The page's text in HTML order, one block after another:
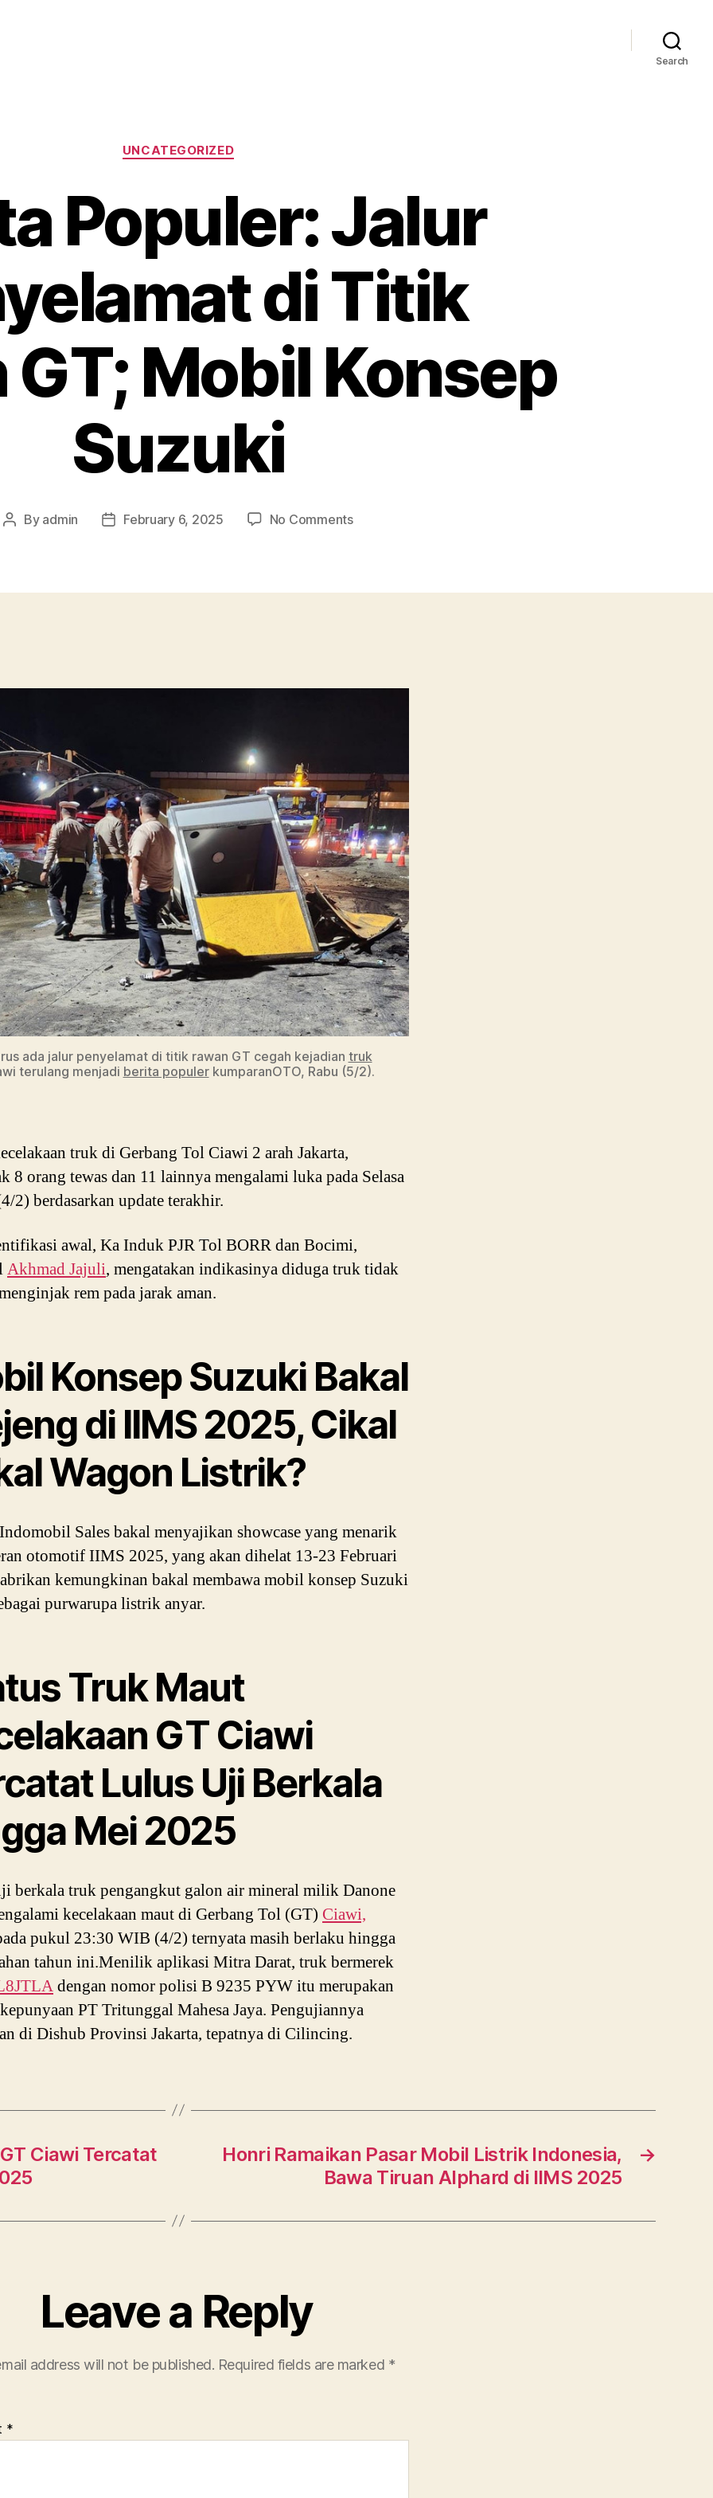
Search
Categories
UNCATEGORIZED
Populer: Jalur
di Titik
GT; Mobil Konsep
Suzuki
Post
By admin
PostFebruary 6, 2025 No Commentson
Penyelamat
Mobil
ada jalur penyelamat di titik rawan GT cegah kejadian truk
terulang menjadi berita populerkumparanOTO, Rabu (5/2).
truk di Gerbang Tol Ciawi 2 arah Jakarta,
8 orang tewas dan 11 lainnya mengalami luka pada Selasa
2) berdasarkan update terakhir.
awal, Ka Induk PJR Tol BORR dan Bocimi,
Akhmad Jajuli, mengatakan indikasinya diduga truk tidak
rem pada jarak aman.
Konsep Suzuki Bakal
di IIMS 2025, Cikal
Wagon Listrik?
Sales bakal menyajikan showcase yang menarik
otomotif IIMS 2025, yang akan dihelat 13-23 Februari
kemungkinan bakal membawa mobil konsep Suzuki
purwarupa listrik anyar.
Truk Maut
GT Ciawi
Lulus Uji Berkala
Mei 2025
berkala truk pengangkut galon air mineral milik Danone
kecelakaan maut di Gerbang Tol (GT) Ciawi,
pukul 23:30 WIB (4/2) ternyata masih berlaku hingga
tahun ini.Menilik aplikasi Mitra Darat, truk bermerek
dengan nomor polisi B 9235 PYW itu merupakan
PT Tritunggal Mahesa Jaya. Pengujiannya
di Dishub Provinsi Jakarta, tepatnya di Cilincing.
Ciawi Tercatat
→
Honri Ramaikan Pasar Mobil Listrik Indonesia,
Bawa Tiruan Alphard di IIMS 2025
Leave a Reply
address will not be published. Required fields are marked *
*